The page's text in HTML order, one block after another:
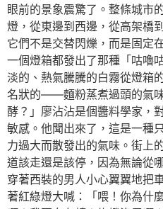
眼前的景象震驚了。整條城市
燈，從東邊到西邊，從高架橋
它們不是交替閃爍，而是固定
一個燈箱都發出了那種「咕嚕
淡的、熱氣騰騰的白霧從燈箱
名狀的——麵粉蒸煮過頭的氣
酵？」廖沾沾是個醬料學家，
敏感。他聞出來了，這是一種
力過大而散發出的氣味。街上
道該走還是該停，因為無論從
穿著西裝的男人小心翼翼地把
著紅綠燈大喊：「喂！你為什